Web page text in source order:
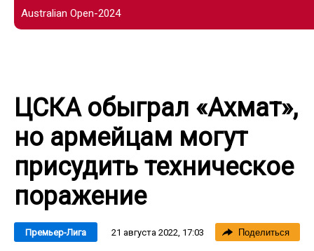
Australian Open-2024
ЦСКА обыграл «Ахмат»,
но армейцам могут
присудить техническое
поражение
Премьер-Лига 21 августа 2022, 17:03 Поделиться